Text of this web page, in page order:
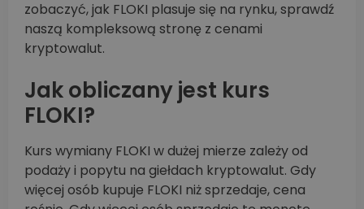
zobaczyć, jak FLOKI plasuje się na rynku, sprawdź
naszą kompleksową stronę z cenami
kryptowalut.
Jak obliczany jest kurs
FLOKI?
Kurs wymiany FLOKI w dużej mierze zależy od
podaży i popytu na giełdach kryptowalut. Gdy
więcej osób kupuje FLOKI niż sprzedaje, cena